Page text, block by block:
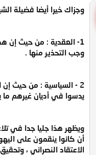
وجزاك خيرا أيضا فضيلة
1- العقدية : من حيث إن
وجب التحذير منها .
2 - السياسية : من حيث
يدسوا في أديان غيرهم ما
ويظهر هذا جليا جدا في
أن كانوا ينقمون على
الاعتقاد النصراني ،